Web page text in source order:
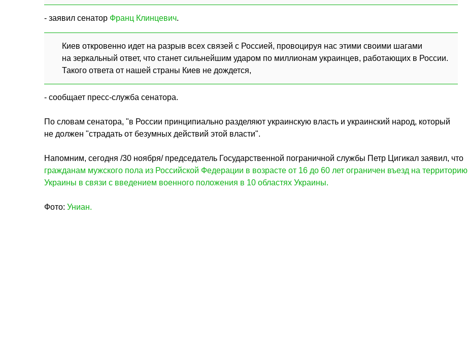
- заявил сенатор Франц Клинцевич.
Киев откровенно идет на разрыв всех связей с Россией, провоцируя нас этими своими шагами
на зеркальный ответ, что станет сильнейшим ударом по миллионам украинцев, работающих в России.
Такого ответа от нашей страны Киев не дождется,
- сообщает пресс-служба сенатора.
По словам сенатора, "в России принципиально разделяют украинскую власть и украинский народ, который
не должен "страдать от безумных действий этой власти".
Напомним, сегодня /30 ноября/ председатель Государственной пограничной службы Петр Цигикал заявил, что
гражданам мужского пола из Российской Федерации в возрасте от 16 до 60 лет ограничен въезд на территорию
Украины в связи с введением военного положения в 10 областях Украины.
Фото: Униан.